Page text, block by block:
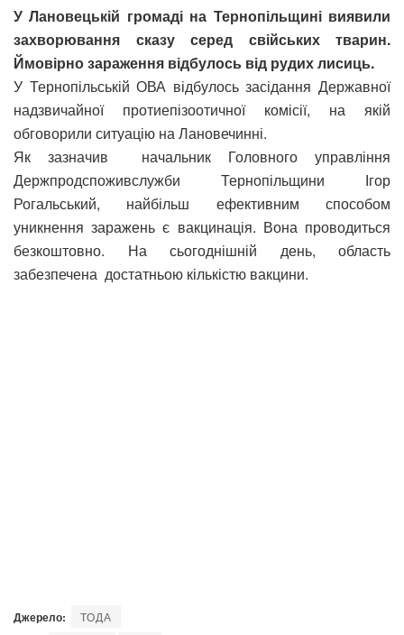
У Лановецькій громаді на Тернопільщині виявили
захворювання сказу серед свійських тварин.
Ймовірно зараження відбулось від рудих лисиць.
У Тернопільській ОВА відбулось засідання Державної
надзвичайної протиепізоотичної комісії, на якій
обговорили ситуацію на Лановечинні.
Як зазначив начальник Головного управління
Держпродспоживслужби Тернопільщини Ігор
Рогальський, найбільш ефективним способом
уникнення заражень є вакцинація. Вона проводиться
безкоштовно. На сьогоднішній день, область
забезпечена достатньою кількістю вакцини.
Джерело: ТОДА